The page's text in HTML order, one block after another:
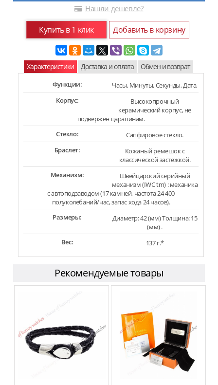
Нашли дешевле?
Купить в 1 клик Добавить в корзину
Характеристики Доставка и оплата Обмен и возврат
Функции:
Часы, Минуты, Секунды, Дата,
Корпус:
Высокопрочный
керамический корпус, не
подвержен царапинам.
Стекло:
Сапфировое стекло.
Браслет:
Кожаный ремешок с
классической застежкой.
Механизм:
Швейцарский серийный
механизм (IWC tm) : механика
с автоподзаводом (17 камней, частота 24 400
полуколебаний/час, запас хода 24 часов).
Размеры:
Диаметр: 42 (мм) Толщина: 15
(мм) .
Вес:
137 г.*
Рекомендуемые товары